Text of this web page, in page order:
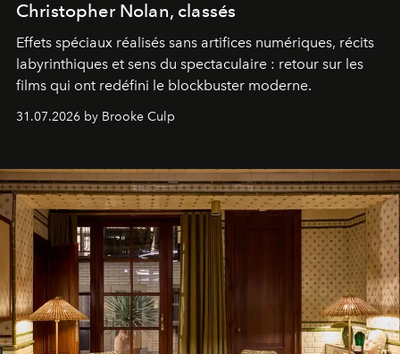
Christopher Nolan, classés
Effets spéciaux réalisés sans artifices numériques, récits
labyrinthiques et sens du spectaculaire : retour sur les
films qui ont redéfini le blockbuster moderne.
31.07.2026 by Brooke Culp